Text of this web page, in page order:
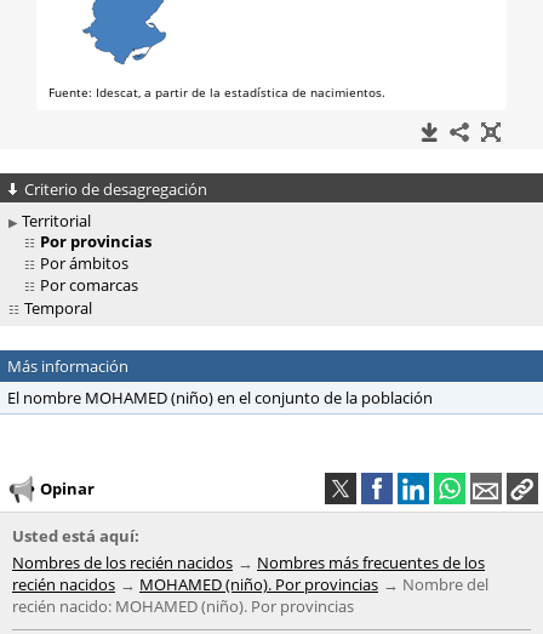
Criterio de desagregación
Territorial
Por provincias
Por ámbitos
Por comarcas
Temporal
Más información
El nombre MOHAMED (niño) en el conjunto de la población
Opinar
Usted está aquí:
Nombres de los recién nacidos
Nombres más frecuentes de los
recién nacidos
MOHAMED (niño). Por provincias
Nombre del
recién nacido: MOHAMED (niño). Por provincias